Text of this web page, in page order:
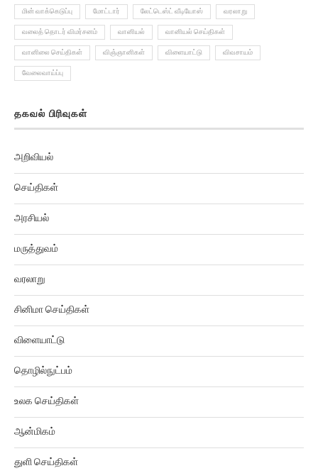
மின் வாக்கெடுப்பு மோட்டார் லேட்டெஸ்ட் வீடியோஸ் வரலாறு
வலைத் தொடர் விமர்சனம் வானியல் வானியல் செய்திகள்
வானிலை செய்திகள் விஞ்ஞானிகள் விளையாட்டு விவசாயம்
வேலைவாய்ப்பு
தகவல் பிரிவுகள்
அறிவியல்
செய்திகள்
அரசியல்
மருத்துவம்
வரலாறு
சினிமா செய்திகள்
விளையாட்டு
தொழில்நுட்பம்
உலக செய்திகள்
ஆன்மிகம்
துளி செய்திகள்